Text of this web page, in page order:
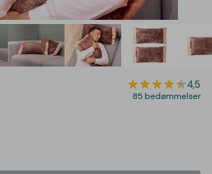
4,5
85 bedømmelser